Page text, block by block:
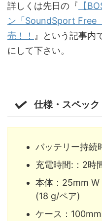
詳しくは先日の『 【
ン「SoundSport Free
売！！ 』という記事内
にして下さい。
仕様・スペック
バッテリー持続
充電時間:：2時
本体：25mm
(18 g/ペア)
ケース：